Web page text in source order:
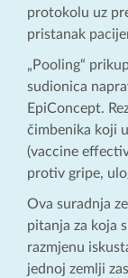
protokolu uz
pristanak
„Pooling“
sudionica
EpiConcept.
čimbenika koji
(vaccine
protiv gripe,
Ova suradnja
pitanja za koja
razmjenu
jednoj zemlji